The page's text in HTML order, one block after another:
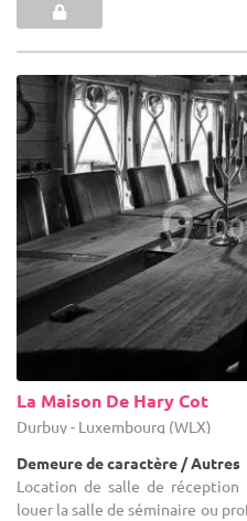
La Maison De Hary Cot
Durbuy - Luxembourg (WLX)
Demeure de caractère / Autres
Location de salle de
louer la salle de séminaire ou